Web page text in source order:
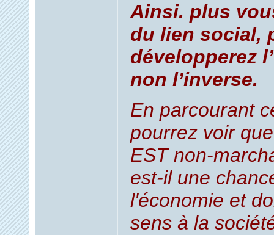
Ainsi. plus
du lien social,
développerez
non l’inverse.
En parcourant
pourrez voir
EST non-
est-il une
l'économie et
sens à la